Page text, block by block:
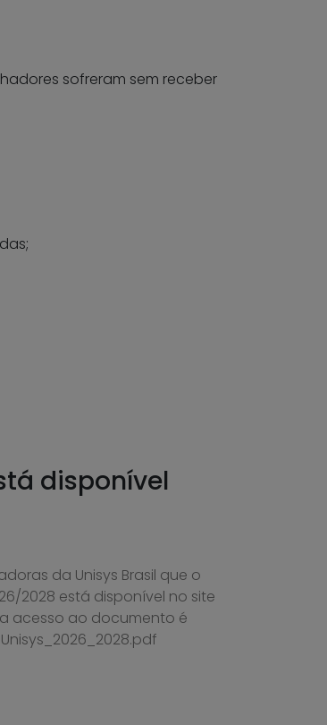
sofreram sem receber
disponível
da Unisys Brasil que o
2028 está disponível no site
acesso ao documento é